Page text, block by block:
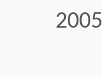
2005